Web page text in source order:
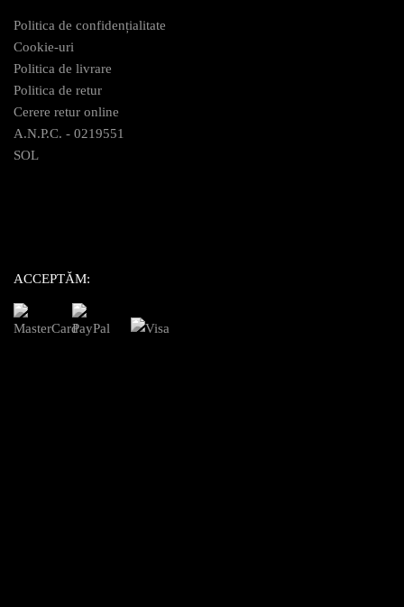
Politica de confidențialitate
Cookie-uri
Politica de livrare
Politica de retur
Cerere retur online
A.N.P.C. - 0219551
SOL
ACCEPTĂM: